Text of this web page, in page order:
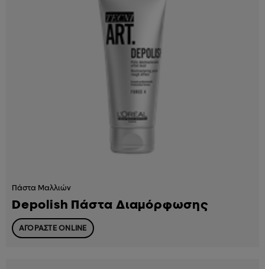
Πάστα Μαλλιών
Depolish Πάστα Διαμόρφωσης
ΑΓΟΡΑΣΤΕ ONLINE